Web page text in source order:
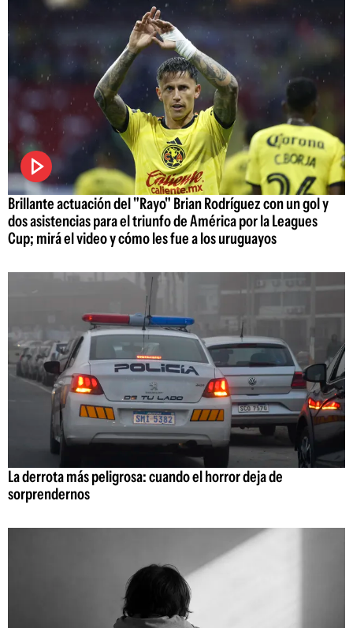
Brillante actuación del "Rayo" Brian Rodríguez con un gol y
dos asistencias para el triunfo de América por la Leagues
Cup; mirá el video y cómo les fue a los uruguayos
La derrota más peligrosa: cuando el horror deja de
sorprendernos